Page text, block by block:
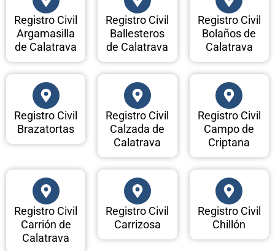
Registro Civil
Argamasilla
de Calatrava
Registro Civil
Ballesteros
de Calatrava
Registro Civil
Bolaños de
Calatrava
Registro Civil
Brazatortas
Registro Civil
Calzada de
Calatrava
Registro Civil
Campo de
Criptana
Registro Civil
Carrión de
Calatrava
Registro Civil
Carrizosa
Registro Civil
Chillón